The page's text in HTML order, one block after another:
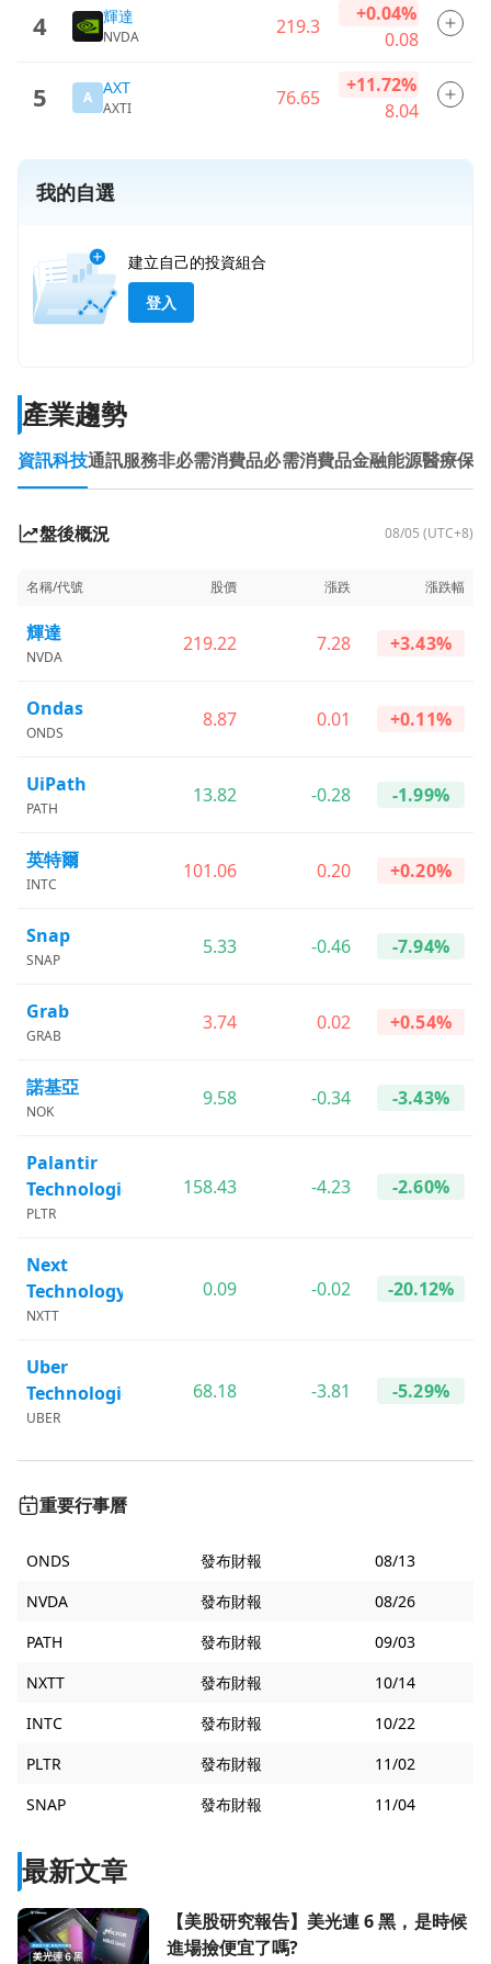
4 輝達
NVDA 219.3
+0.04%
0.08
5 A AXT
AXTI 76.65
+11.72%
8.04
我的自選
建立自己的投資組合
登入
產業趨勢
資訊科技通訊服務非必需消費品必需消費品金融能源醫療保健
盤後概況 08/05 (UTC+8)
名稱/代號 股價 漲跌 漲跌幅
輝達
NVDA
219.22 7.28 +3.43%
Ondas
ONDS
8.87 0.01 +0.11%
UiPath
PATH
13.82 -0.28 -1.99%
英特爾
INTC
101.06 0.20 +0.20%
Snap
SNAP
5.33 -0.46 -7.94%
Grab
GRAB
3.74 0.02 +0.54%
諾基亞
NOK
9.58 -0.34 -3.43%
Palantir
Technologies
PLTR
158.43 -4.23 -2.60%
Next
Technology
NXTT
0.09 -0.02 -20.12%
Uber
Technologies
UBER
68.18 -3.81 -5.29%
重要行事曆
ONDS 發布財報
08/13
NVDA
發布財報
08/26
PATH
發布財報
09/03
NXTT
發布財報
10/14
INTC
發布財報
10/22
PLTR
發布財報
11/02
SNAP
發布財報 11/04
最新文章
前往【美股研究報告】美光連 6 黑，是時候進場撿便宜了嗎?
【美股研究報告】美光連 6 黑，是時候
進場撿便宜了嗎?